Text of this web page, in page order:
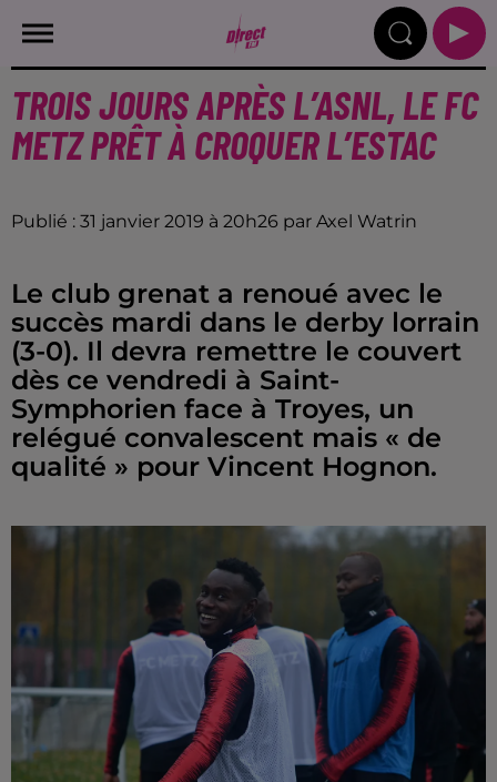
TROIS JOURS APRÈS L’ASNL, LE FC
METZ PRÊT À CROQUER L’ESTAC
Publié : 31 janvier 2019 à 20h26 par Axel Watrin
Le club grenat a renoué avec le
succès mardi dans le derby lorrain
(3-0). Il devra remettre le couvert
dès ce vendredi à Saint-
Symphorien face à Troyes, un
relégué convalescent mais « de
qualité » pour Vincent Hognon.